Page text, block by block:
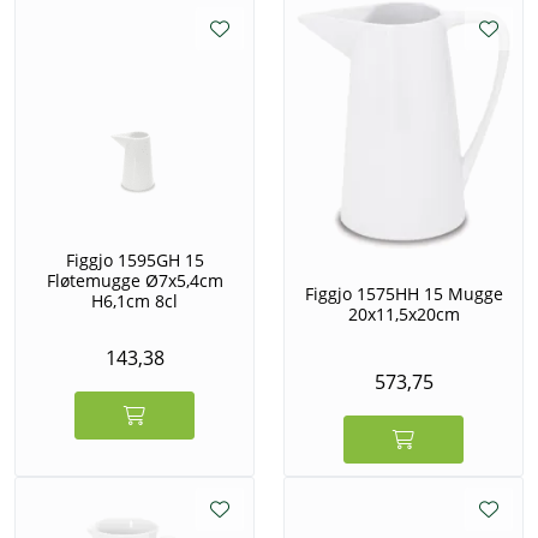
Figgjo 1595GH 15
Fløtemugge Ø7x5,4cm
H6,1cm 8cl
143,38
Figgjo 1575HH 15 Mugge
20x11,5x20cm
573,75